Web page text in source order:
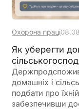
Охорона праці
Як уберегти
домашніх і
подбати про
забезпечивши